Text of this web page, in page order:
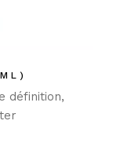
définition